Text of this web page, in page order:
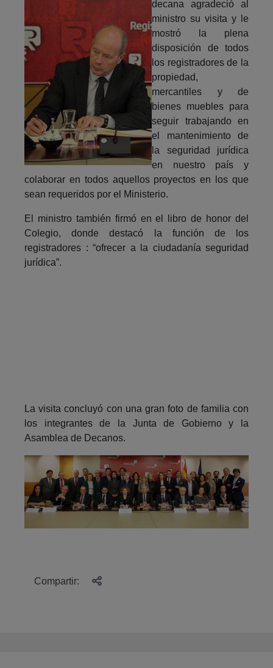
decana agradeció al
ministro su visita y le
mostró la plena
disposición de todos
los registradores de la
propiedad,
mercantiles y de
bienes muebles para
seguir trabajando en
el mantenimiento de
la seguridad jurídica
en nuestro país y
colaborar en todos aquellos proyectos en los que
sean requeridos por el Ministerio.
El ministro también firmó en el libro de honor del
Colegio, donde destacó la función de los
registradores : “ofrecer a la ciudadanía seguridad
jurídica”.
La visita concluyó con una gran foto de familia con
los integrantes de la Junta de Gobierno y la
Asamblea de Decanos.
Compartir: